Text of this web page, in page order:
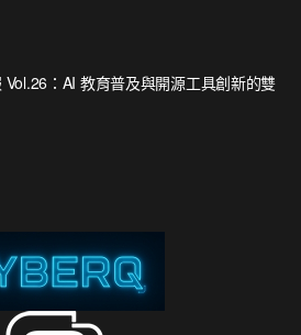
：AI 教育普及與開源工具創新的雙